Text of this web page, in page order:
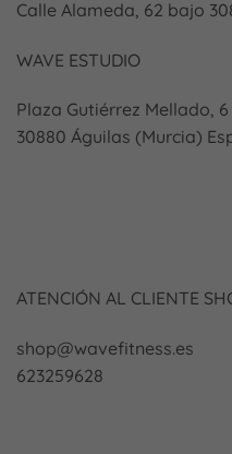
Calle Alameda, 62 bajo
WAVE ESTUDIO
Plaza Gutiérrez Mellado, 6
30880 Águilas (Murcia)
ATENCIÓN AL CLIENTE
shop@wavefitness.es
623259628